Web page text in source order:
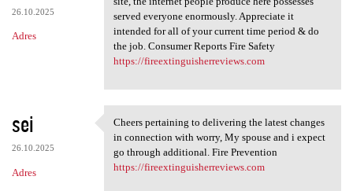
26.10.2025
Adres
served everyone enormously. Appreciate it
intended for all of your current time period & do
the job. Consumer Reports Fire Safety
https://fireextinguisherreviews.com
sei
26.10.2025
Adres
Cheers pertaining to
Cheers pertaining to delivering the latest changes
in connection with worry, My spouse and i expect
go through additional. Fire Prevention
https://fireextinguisherreviews.com